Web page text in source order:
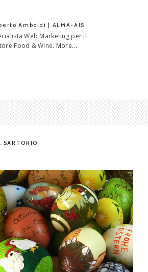
Amboldi | ALMA-AIS
Web Marketing per il
Food & Wine. More...
SARTORIO